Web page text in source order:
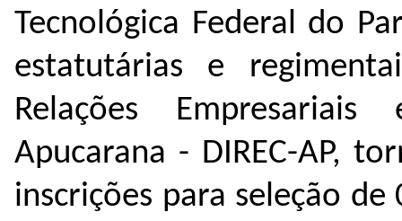
Tecnológica Federal do
estatutárias e
Relações
Apucarana - DIREC-AP,
inscrições para seleção